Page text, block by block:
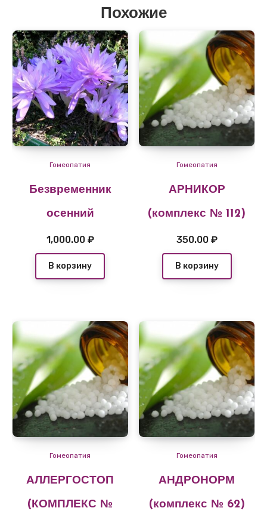
Похожие
Гомеопатия
Безвременник
осенний
1,000.00 ₽
В корзину
Гомеопатия
АРНИКОР
(комплекс № 112)
350.00 ₽
В корзину
Гомеопатия
АЛЛЕРГОСТОП
(КОМПЛЕКС №
Гомеопатия
АНДРОНОРМ
(комплекс № 62)